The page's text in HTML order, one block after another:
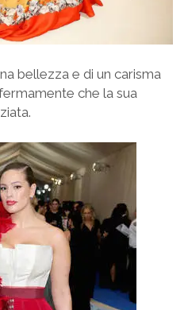
bellezza e di un carisma
che la sua